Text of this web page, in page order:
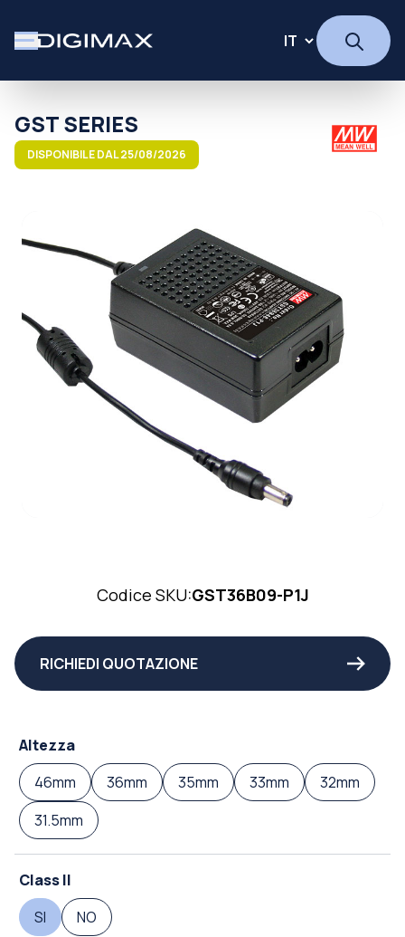
GST SERIES
DISPONIBILE DAL 25/08/2026
Codice SKU:GST36B09-P1J
RICHIEDI QUOTAZIONE
Altezza
46mm
36mm 35mm 33mm
32mm
31.5mm
Class II
SI
NO